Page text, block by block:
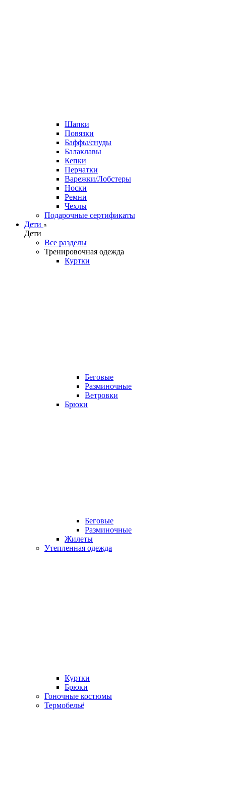
Шапки
Повязки
Баффы/снуды
Балаклавы
Кепки
Перчатки
Варежки/Лобстеры
Носки
Ремни
Чехлы
Подарочные сертификаты
Дети
Дети
Все разделы
Тренировочная одежда
Куртки
Беговые
Разминочные
Ветровки
Брюки
Беговые
Разминочные
Жилеты
Утепленная одежда
Куртки
Брюки
Гоночные костюмы
Термобельё